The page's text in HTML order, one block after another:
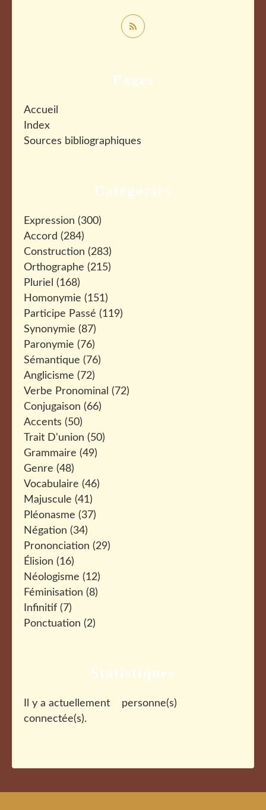
Catégories
Expression (300)
Accord (284)
Construction (283)
Orthographe (215)
Pluriel (168)
Homonymie (151)
Participe Passé (119)
Synonymie (87)
Paronymie (76)
Sémantique (76)
Anglicisme (72)
Verbe Pronominal (72)
Conjugaison (66)
Accents (50)
Trait D'union (50)
Grammaire (49)
Genre (48)
Vocabulaire (46)
Majuscule (41)
Pléonasme (37)
Négation (34)
Prononciation (29)
Élision (16)
Néologisme (12)
Féminisation (8)
Infinitif (7)
Ponctuation (2)
Pages
Accueil
Index
Sources bibliographiques
Statistiques
Il y a actuellement
personne(s)
connectée(s).